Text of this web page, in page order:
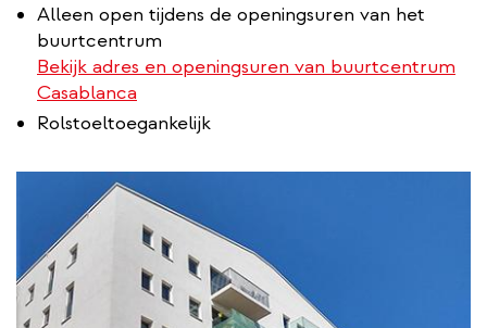
Alleen open tijdens de openingsuren van het
buurtcentrum
Bekijk adres en openingsuren van buurtcentrum
Casablanca
Rolstoeltoegankelijk